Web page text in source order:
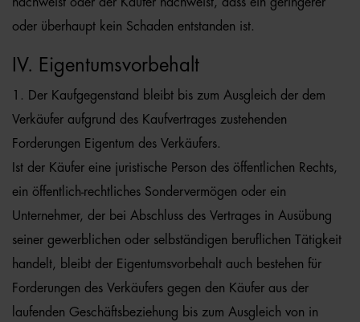
oder überhaupt kein Schaden entstanden ist.
IV. Eigentumsvorbehalt
1. Der Kaufgegenstand bleibt bis zum Ausgleich der dem
Verkäufer aufgrund des Kaufvertrages zustehenden
Forderungen Eigentum des Verkäufers.
Ist der Käufer eine juristische Person des öffentlichen Rechts,
ein öffentlich-rechtliches Sondervermögen oder ein
Unternehmer, der bei Abschluss des Vertrages in Ausübung
seiner gewerblichen oder selbständigen beruflichen Tätigkeit
handelt, bleibt der Eigentumsvorbehalt auch bestehen für
Forderungen des Verkäufers gegen den Käufer aus der
laufenden Geschäftsbeziehung bis zum Ausgleich von in